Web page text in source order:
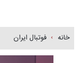
خانه فوتبال ایران